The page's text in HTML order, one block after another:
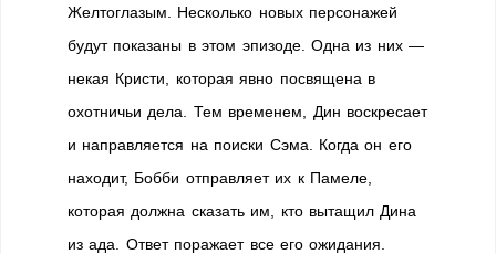
Желтоглазым. Несколько новых персонажей
будут показаны в этом эпизоде. Одна из них —
некая Кристи, которая явно посвящена в
охотничьи дела. Тем временем, Дин воскресает
и направляется на поиски Сэма. Когда он его
находит, Бобби отправляет их к Памеле,
которая должна сказать им, кто вытащил Дина
из ада. Ответ поражает все его ожидания.